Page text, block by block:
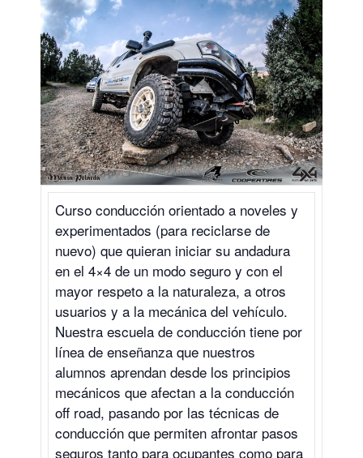
Curso conducción orientado a noveles y
experimentados (para reciclarse de
nuevo) que quieran iniciar su andadura
en el 4×4 de un modo seguro y con el
mayor respeto a la naturaleza, a otros
usuarios y a la mecánica del vehículo.
Nuestra escuela de conducción tiene por
línea de enseñanza que nuestros
alumnos aprendan desde los principios
mecánicos que afectan a la conducción
off road, pasando por las técnicas de
conducción que permiten afrontar pasos
seguros tanto para ocupantes como para